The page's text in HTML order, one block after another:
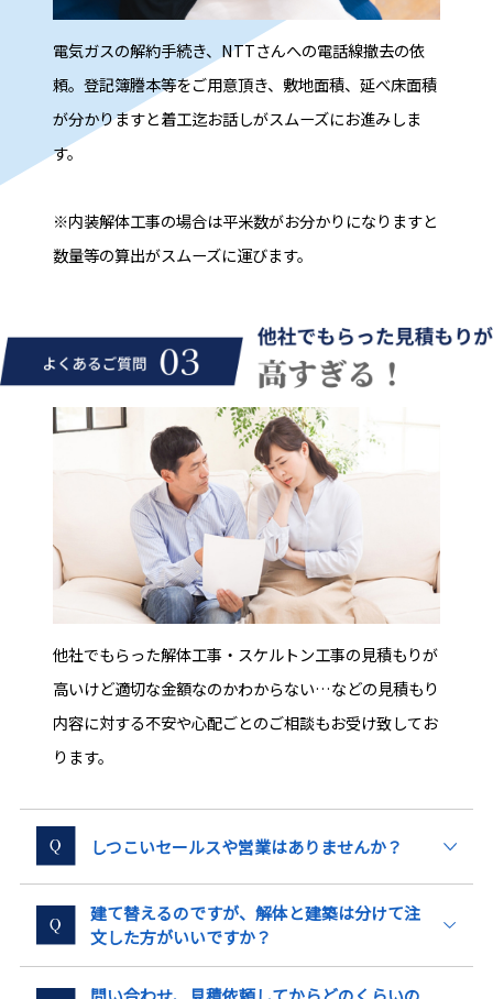
電気ガスの解約手続き、NTTさんへの電話線撤去の依
頼。登記簿謄本等をご用意頂き、敷地面積、延べ床面積
が分かりますと着工迄お話しがスムーズにお進みしま
す。
※内装解体工事の場合は平米数がお分かりになりますと
数量等の算出がスムーズに運びます。
他社でもらった解体工事・スケルトン工事の見積もりが
高いけど適切な金額なのかわからない…などの見積もり
内容に対する不安や心配ごとのご相談もお受け致してお
ります。
しつこいセールスや営業はありませんか？
建て替えるのですが、解体と建築は分けて注
文した方がいいですか？